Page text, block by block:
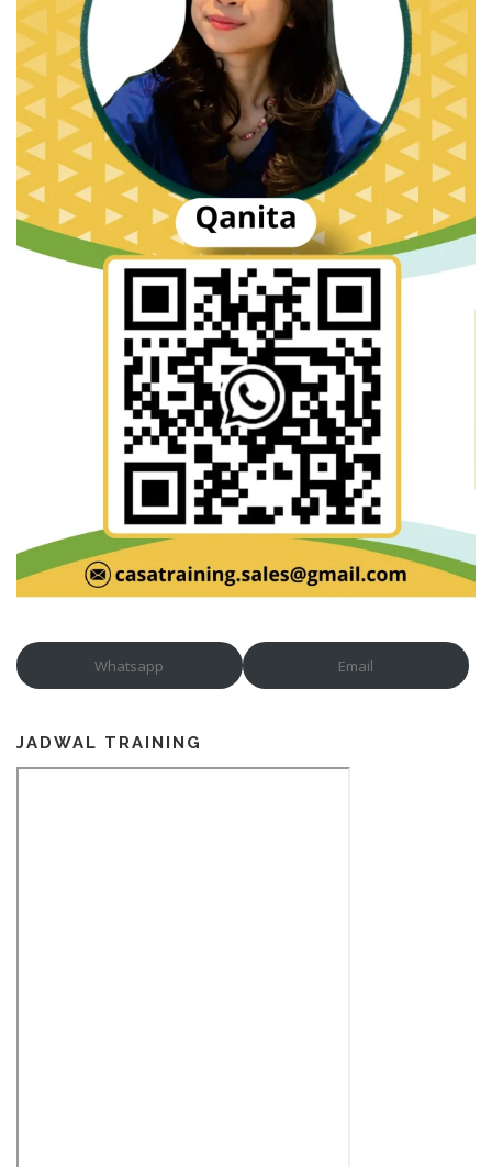
Whatsapp Email
JADWAL TRAINING